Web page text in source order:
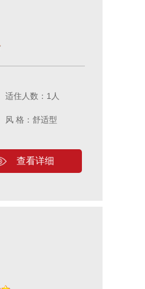
适住人数：1人
风 格：舒适型
查看详细